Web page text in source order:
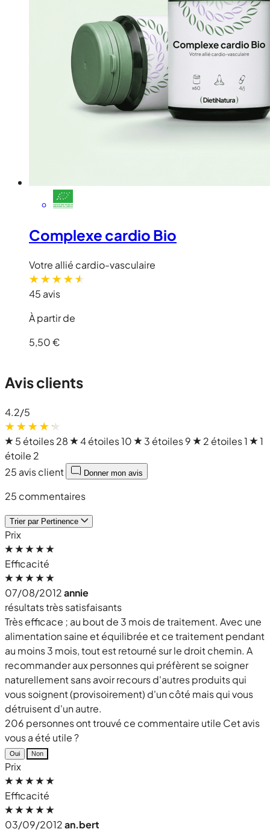
Complexe cardio Bio
Votre allié cardio-vasculaire
45 avis
À partir de
5,50 €
Avis clients
4.2/5
5 étoiles28 4 étoiles10 3 étoiles9 2 étoiles1
1
étoile 2
25 avis client
Donner mon avis
25 commentaires
Trier par Pertinence
Prix
Efficacité
07/08/2012annie
résultats très satisfaisants
Très efficace ; au bout de 3 mois de traitement. Avec une
alimentation saine et équilibrée et ce traitement pendant
au moins 3 mois, tout est retourné sur le droit chemin. A
recommander aux personnes qui préfèrent se soigner
naturellement sans avoir recours d'autres produits qui
vous soignent (provisoirement) d'un côté mais qui vous
détruisent d'un autre.
206 personnes ont trouvé ce commentaire utile Cet avis
vous a été utile ?
Oui Non
Prix
Efficacité
03/09/2012an.bert